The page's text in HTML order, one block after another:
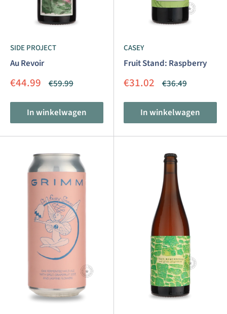
SIDE PROJECT
Au Revoir
Aanbiedingsprijs
€44.99 Normale
€59.99
In winkelwagen
CASEY
Fruit Stand: Raspberry
Aanbiedingsprijs
€31.02 Normale
€36.49
In winkelwagen